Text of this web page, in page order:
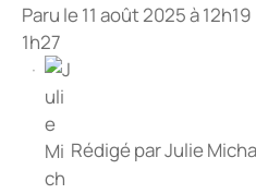
Paru le 11 août 2025 à 12h19
1h27
·
Rédigé parJulie